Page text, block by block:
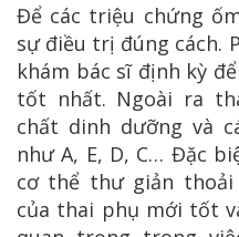
Để các triệu chứng
sự điều trị đúng cách.
khám bác sĩ định kỳ
tốt nhất. Ngoài ra
chất dinh dưỡng và
như A, E, D, C… Đặc
cơ thể thư giản
của thai phụ mới tốt